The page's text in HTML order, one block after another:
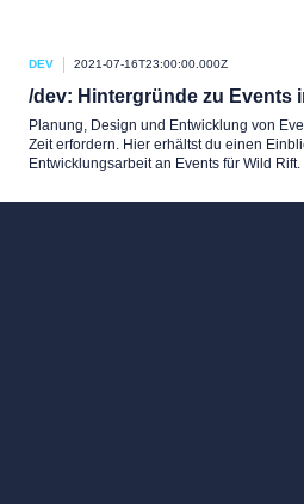
DEV 2021-07-16T23:00:00.000Z
/dev: Hintergründe zu Events
Planung, Design und Entwicklung von
Zeit erfordern. Hier erhältst du einen
Entwicklungsarbeit an Events für Wild Rift.